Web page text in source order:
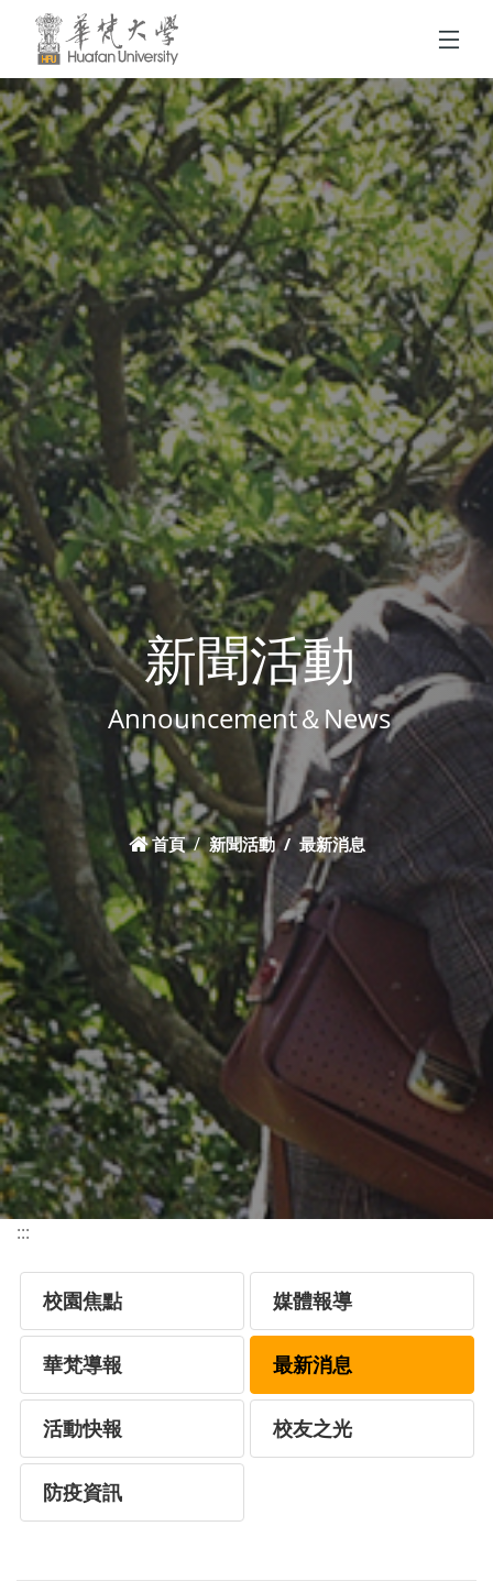
跳到頁面主要內容區
新聞活動
Announcement＆News
首頁 新聞活動 最新消息
:::
校園焦點 媒體報導
華梵導報 最新消息
活動快報 校友之光
防疫資訊